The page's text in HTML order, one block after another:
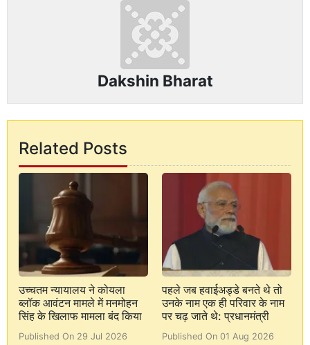
Dakshin Bharat
Related Posts
उच्चतम न्यायालय ने कोयला
ब्लॉक आवंटन मामले में मनमोहन
सिंह के खिलाफ मामला बंद किया
Published On 29 Jul 2026
पहले जब हवाईअड्डे बनते थे तो
उनके नाम एक ही परिवार के नाम
पर चढ़ जाते थे: प्रधानमंत्री
Published On 01 Aug 2026